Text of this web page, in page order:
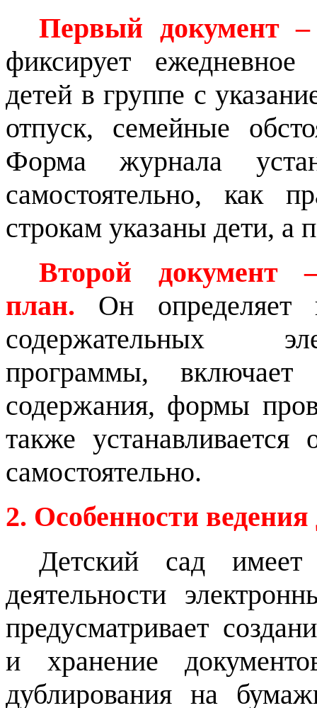
Первый документ
фиксирует ежедневное
детей в группе с
отпуск, семейные
Форма журнала
самостоятельно, как
строкам указаны дети, а
Второй документ –
план. Он определяет
содержательных
программы,
содержания, формы
также устанавливается
самостоятельно.
2. Особенности
Детский сад
деятельности
предусматривает
и хранение
дублирования на